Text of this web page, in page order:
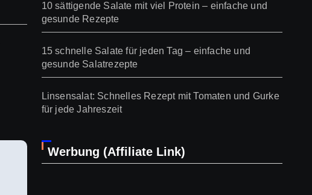
10 sättigende Salate mit viel Protein – einfache und
gesunde Rezepte
15 schnelle Salate für jeden Tag – einfache und
gesunde Salatrezepte
Linsensalat: Schnelles Rezept mit Tomaten und Gurke
für jede Jahreszeit
Werbung (Affiliate Link)